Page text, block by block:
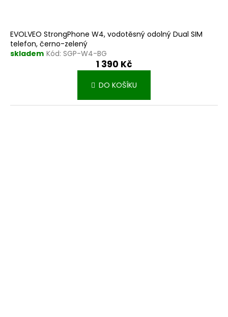
EVOLVEO StrongPhone W4, vodotěsný odolný Dual SIM
telefon, černo-zelený
skladem Kód: SGP-W4-BG
1 390 Kč
DO KOŠÍKU